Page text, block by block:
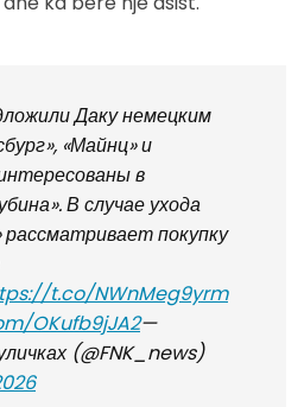
Даку немецким
«Майнц» и
в
В случае ухода
рассматривает покупку
t.co/NWnMeg9yrm
OKufb9jJA2—
(@FNK_news)